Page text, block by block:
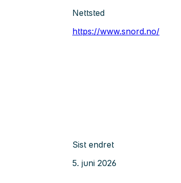
Nettsted
https://www.snord.no/
Sist endret
5. juni 2026